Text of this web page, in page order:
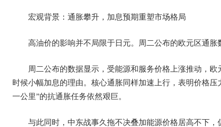
宏观背景：通胀攀升，加息预期重塑市场格局
高油价的影响并不局限于日元。周二公布的欧元区通
周二公布的数据显示，受能源和服务价格上涨推动，
时候小幅加息的理由。核心通胀同样加速上行，表明价格
一公里”的抗通胀任务依然艰巨。
与此同时，中东战事久拖不决叠加能源价格居高不下